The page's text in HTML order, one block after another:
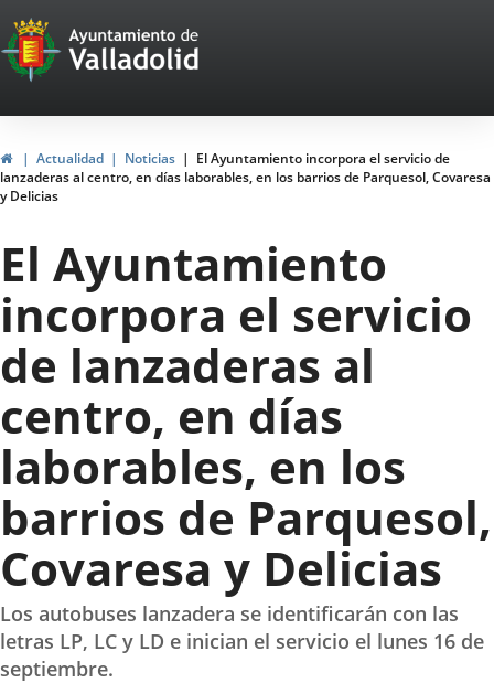
Portal
Web
del
Ayuntamiento
de
Valladolid
HomeActualidad Noticias
El Ayuntamiento incorpora el servicio de
lanzaderas al centro, en días laborables, en los barrios de Parquesol, Covaresa
y Delicias
El Ayuntamiento
incorpora el servicio
de lanzaderas al
centro, en días
laborables, en los
barrios de Parquesol,
Covaresa y Delicias
Los autobuses lanzadera se identificarán con las
letras LP, LC y LD e inician el servicio el lunes 16 de
septiembre.